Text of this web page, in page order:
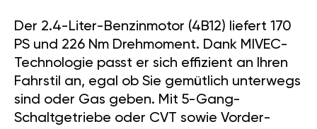
Der 2.4-Liter-Benzinmotor (4B12) liefert 170
PS und 226 Nm Drehmoment. Dank MIVEC-
Technologie passt er sich effizient an Ihren
Fahrstil an, egal ob Sie gemütlich unterwegs
sind oder Gas geben. Mit 5-Gang-
Schaltgetriebe oder CVT sowie Vorder-